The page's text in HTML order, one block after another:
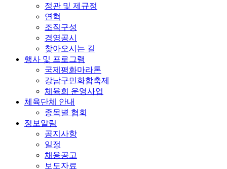
정관 및 제규정
연혁
조직구성
경영공시
찾아오시는 길
행사 및 프로그램
국제평화마라톤
강남구민화합축제
체육회 운영사업
체육단체 안내
종목별 협회
정보알림
공지사항
일정
채용공고
보도자료